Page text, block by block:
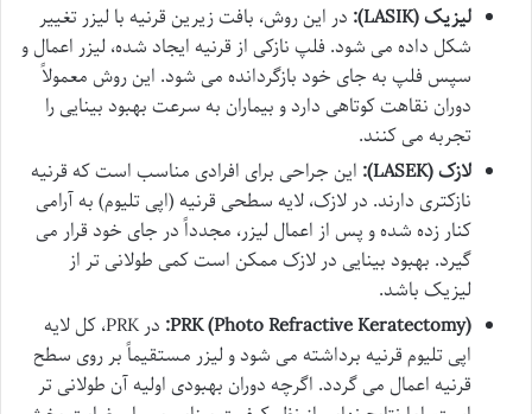
لیزیک (LASIK):
در این روش، بافت زیرین قرنیه با لیزر تغییر
شکل داده می شود. فلپ نازکی از قرنیه ایجاد شده، لیزر اعمال و
سپس فلپ به جای خود بازگردانده می شود. این روش معمولاً
دوران نقاهت کوتاهی دارد و بیماران به سرعت بهبود بینایی را
تجربه می کنند.
لازک (LASEK):
این جراحی برای افرادی مناسب است که قرنیه
نازکتری دارند. در لازک، لایه سطحی قرنیه (اپی تلیوم) به آرامی
کنار زده شده و پس از اعمال لیزر، مجدداً در جای خود قرار می
گیرد. بهبود بینایی در لازک ممکن است کمی طولانی تر از
لیزیک باشد.
PRK (Photo Refractive Keratectomy):
در PRK، کل لایه
اپی تلیوم قرنیه برداشته می شود و لیزر مستقیماً بر روی سطح
قرنیه اعمال می گردد. اگرچه دوران بهبودی اولیه آن طولانی تر